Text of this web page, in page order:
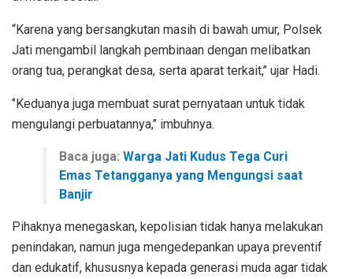
“Karena yang bersangkutan masih di bawah umur, Polsek
Jati mengambil langkah pembinaan dengan melibatkan
orang tua, perangkat desa, serta aparat terkait,’’ ujar Hadi.
‘’Keduanya juga membuat surat pernyataan untuk tidak
mengulangi perbuatannya,’’ imbuhnya.
Baca juga: Warga Jati Kudus Tega Curi
Emas Tetangganya yang Mengungsi saat
Banjir
Pihaknya menegaskan, kepolisian tidak hanya melakukan
penindakan, namun juga mengedepankan upaya preventif
dan edukatif, khususnya kepada generasi muda agar tidak